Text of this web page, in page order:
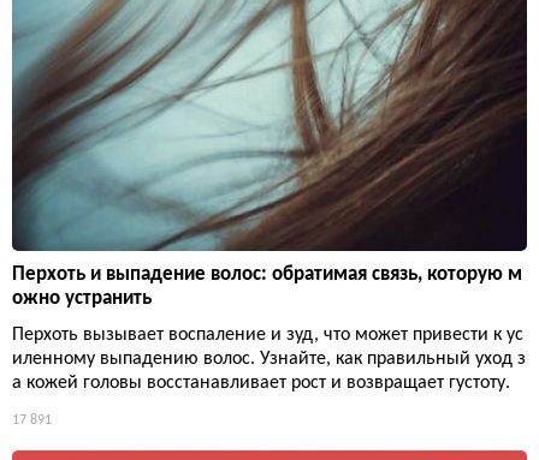
Перхоть и выпадение волос: обратимая связь, которую м
ожно устранить
Перхоть вызывает воспаление и зуд, что может привести к ус
иленному выпадению волос. Узнайте, как правильный уход з
а кожей головы восстанавливает рост и возвращает густоту.
17 891